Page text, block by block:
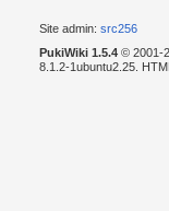
Site admin: src256
PukiWiki 1.5.4© 2001-
8.1.2-1ubuntu2.25.